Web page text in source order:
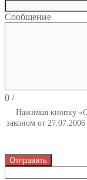
Сообщение
0 /
Нажимая кнопку
законом от
Отправить